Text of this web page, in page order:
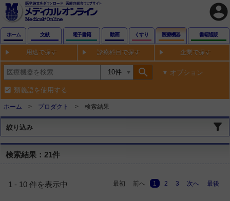
account_circle
ホーム 文献 電子書籍 動画 くすり 医療機器 書籍通販
用途で探す 診療科目で探す 企業で探す
search オプション
類義語を使用する
ホーム プロダクト 検索結果
絞り込み
検索結果：21件
1 - 10 件を表示中 最初 前へ 1 2 3 次へ 最後